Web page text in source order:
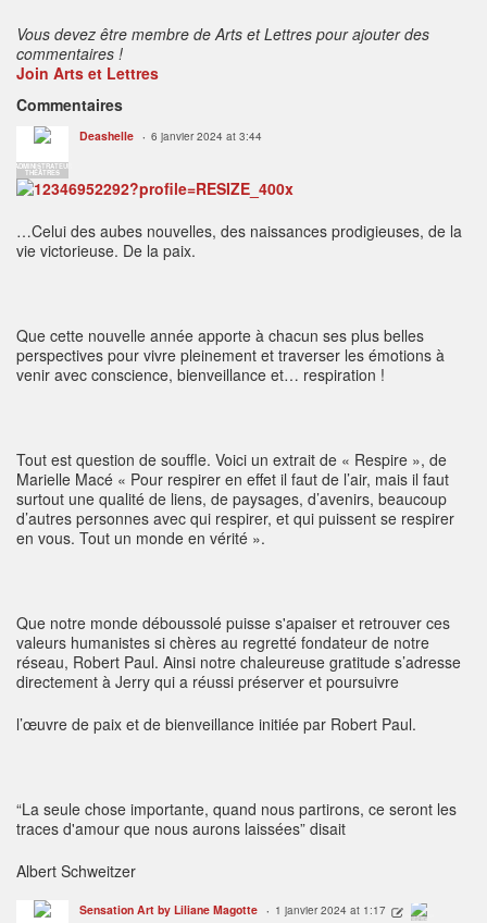
Vous devez être membre de Arts et Lettres pour ajouter des
commentaires !
Join Arts et Lettres
Commentaires
ADMINISTRATEUR
THÉÂTRES
Deashelle 6 janvier 2024 at 3:44
…Celui des aubes nouvelles, des naissances prodigieuses, de la
vie victorieuse. De la paix.
Que cette nouvelle année apporte à chacun ses plus belles
perspectives pour vivre pleinement et traverser les émotions à
venir avec conscience, bienveillance et… respiration !
Tout est question de souffle. Voici un extrait de « Respire », de
Marielle Macé « Pour respirer en effet il faut de l’air, mais il faut
surtout une qualité de liens, de paysages, d’avenirs, beaucoup
d’autres personnes avec qui respirer, et qui puissent se respirer
en vous. Tout un monde en vérité ».
Que notre monde déboussolé puisse s'apaiser et retrouver ces
valeurs humanistes si chères au regretté fondateur de notre
réseau, Robert Paul. Ainsi notre chaleureuse gratitude s’adresse
directement à Jerry qui a réussi préserver et poursuivre
l’œuvre de paix et de bienveillance initiée par Robert Paul.
“La seule chose importante, quand nous partirons, ce seront les
traces d'amour que nous aurons laissées” disait
Albert Schweitzer
Sensation Art by Liliane Magotte 1 janvier 2024 at 1:17 ADMINISTRATEUR
THÉÂTRES